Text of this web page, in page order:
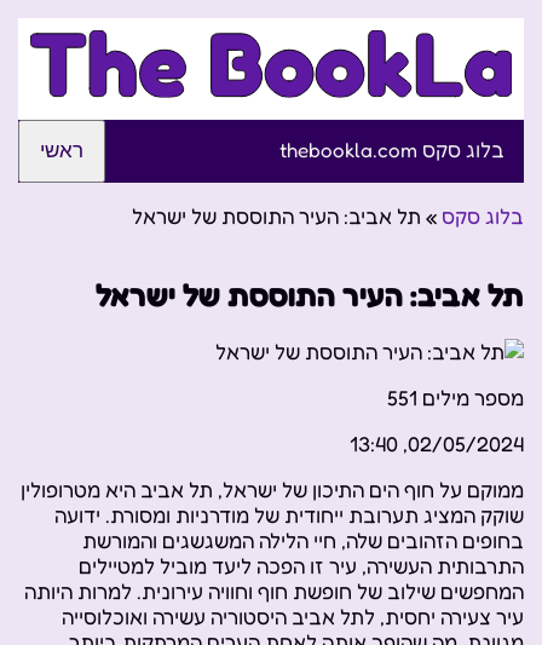
בלוג סקס thebookla.com ראשי
בלוג סקס » תל אביב: העיר התוססת של ישראל
תל אביב: העיר התוססת של ישראל
מספר מילים 551
02/05/2024, 13:40
ממוקם על חוף הים התיכון של ישראל, תל אביב היא מטרופולין
שוקק המציג תערובת ייחודית של מודרניות ומסורת. ידועה
בחופים הזהובים שלה, חיי הלילה המשגשגים והמורשת
התרבותית העשירה, עיר זו הפכה ליעד מוביל למטיילים
המחפשים שילוב של חופשת חוף וחוויה עירונית. למרות היותה
עיר צעירה יחסית, לתל אביב היסטוריה עשירה ואוכלוסייה